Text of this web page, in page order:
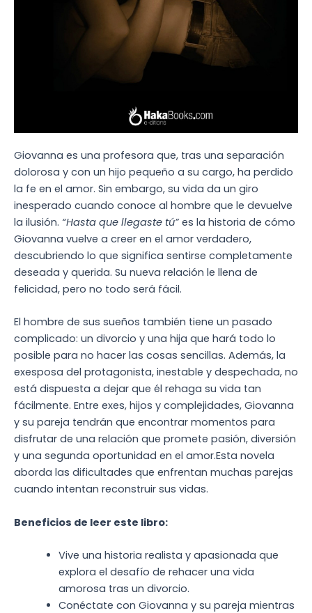
Giovanna es una profesora que, tras una separación
dolorosa y con un hijo pequeño a su cargo, ha perdido
la fe en el amor. Sin embargo, su vida da un giro
inesperado cuando conoce al hombre que le devuelve
la ilusión. “Hasta que llegaste tú”es la historia de cómo
Giovanna vuelve a creer en el amor verdadero,
descubriendo lo que significa sentirse completamente
deseada y querida. Su nueva relación le llena de
felicidad, pero no todo será fácil.
El hombre de sus sueños también tiene un pasado
complicado: un divorcio y una hija que hará todo lo
posible para no hacer las cosas sencillas. Además, la
exesposa del protagonista, inestable y despechada, no
está dispuesta a dejar que él rehaga su vida tan
fácilmente. Entre exes, hijos y complejidades, Giovanna
y su pareja tendrán que encontrar momentos para
disfrutar de una relación que promete pasión, diversión
y una segunda oportunidad en el amor.Esta novela
aborda las dificultades que enfrentan muchas parejas
cuando intentan reconstruir sus vidas.
Beneficios de leer este libro:
Vive una historia realista y apasionada que
explora el desafío de rehacer una vida
amorosa tras un divorcio.
Conéctate con Giovanna y su pareja mientras